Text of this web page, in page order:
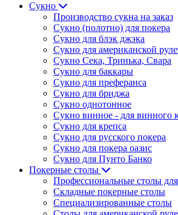
Сукно
Производство сукна на заказ
Сукно (полотно) для покера
Сукно для блэк джэка
Сукно для американской
Сукно Сека, Тринька, Свара
Сукно для баккары
Сукно для преферанса
Сукно для бриджа
Сукно однотонное
Сукно винное - для винного
Сукно для крепса
Сукно для русского покера
Сукно для покера оазис
Сукно для Пунто Банко
Покерные столы
Профессиональные столы
Складные покерные столы
Специализированные столы